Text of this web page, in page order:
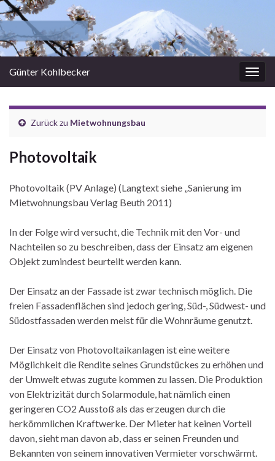
Günter Kohlbecker
Zurück zu Mietwohnungsbau
Photovoltaik
Photovoltaik (PV Anlage) (Langtext siehe „Sanierung im
Mietwohnungsbau Verlag Beuth 2011)
In der Folge wird versucht, die Technik mit den Vor- und
Nachteilen so zu beschreiben, dass der Einsatz am eigenen
Objekt zumindest beurteilt werden kann.
Der Einsatz an der Fassade ist zwar technisch möglich. Die
freien Fassadenflächen sind jedoch gering, Süd-, Südwest- und
Südostfassaden werden meist für die Wohnräume genutzt.
Der Einsatz von Photovoltaikanlagen ist eine weitere
Möglichkeit die Rendite seines Grundstückes zu erhöhen und
der Umwelt etwas zugute kommen zu lassen. Die Produktion
von Elektrizität durch Solarmodule, hat nämlich einen
geringeren CO2 Ausstoß als das erzeugen durch die
herkömmlichen Kraftwerke. Der Mieter hat keinen Vorteil
davon, sieht man davon ab, dass er seinen Freunden und
Bekannten von seinem innovativen Vermieter vorschwärmt.